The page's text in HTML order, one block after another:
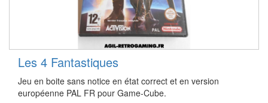
Les 4 Fantastiques
Jeu en boite sans notice en état correct et en version
européenne PAL FR pour Game-Cube.